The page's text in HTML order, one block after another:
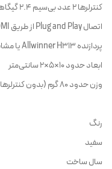
کنترلرها ۲ عدد بی‌سیم ۲.۴ گیگاهرتز (باتری AA جداگانه)
اتصال Plug and Play از طریق HDMI و USB برای تغذیه
پردازنده Allwinner H313 یا مشابه (ضعیف برای emulation پیشرفته)
ابعاد حدود ۱۰×۵×۲ سانتی‌متر
وزن حدود ۸۰ گرم (بدون کنترلرها)
رنگ
سفید
سال ساخت